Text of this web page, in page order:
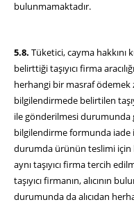
bulunmamaktadır.
5.8. Tüketici, cayma hakkını
belirttiği taşıyıcı firma
herhangi bir masraf ödemek
bilgilendirmede belirtilen
ile gönderilmesi durumunda
bilgilendirme formunda iade
durumda ürünün teslimi için
aynı taşıyıcı firma tercih
taşıyıcı firmanın, alıcının
durumunda da alıcıdan